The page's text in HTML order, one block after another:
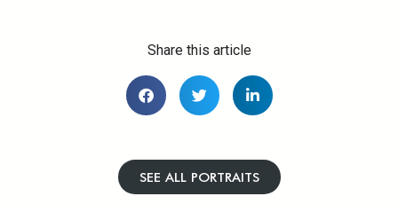
Share this article
SEE ALL PORTRAITS